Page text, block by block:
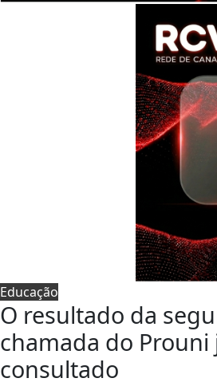
Educação
O resultado da
chamada do Prouni
consultado